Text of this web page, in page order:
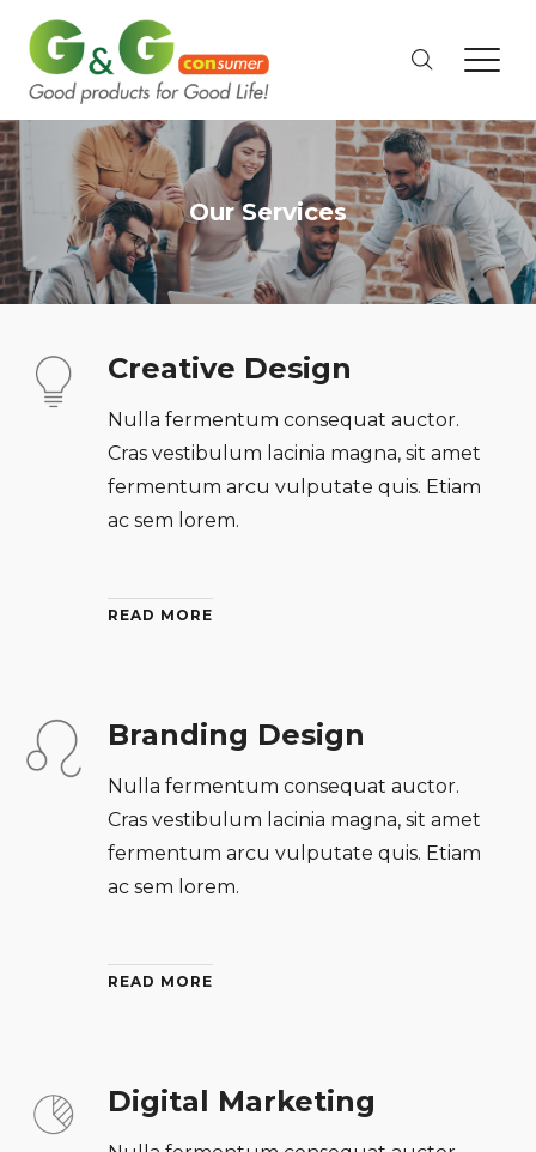
Our Services
Creative Design
Nulla fermentum consequat auctor.
Cras vestibulum lacinia magna, sit amet
fermentum arcu vulputate quis. Etiam
ac sem lorem.
READ MORE
Branding Design
Nulla fermentum consequat auctor.
Cras vestibulum lacinia magna, sit amet
fermentum arcu vulputate quis. Etiam
ac sem lorem.
READ MORE
Digital Marketing